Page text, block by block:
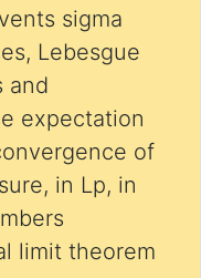
sigma
Lebesgue
and
expectation
of
in Lp, in
limit theorem